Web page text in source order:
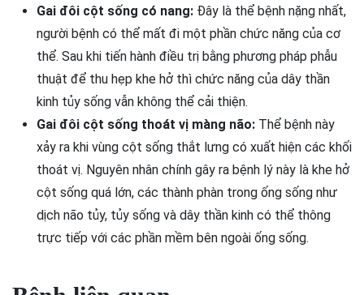
Gai đôi cột sống có nang: Đây là thể bệnh nặng nhất,
người bệnh có thể mất đi một phần chức năng của cơ
thể. Sau khi tiến hành điều trị bằng phương pháp phẫu
thuật để thu hẹp khe hở thì chức năng của dây thần
kinh tủy sống vẫn không thể cải thiện.
Gai đôi cột sống thoát vị màng não: Thể bệnh này
xảy ra khi vùng cột sống thắt lưng có xuất hiện các khối
thoát vị. Nguyên nhân chính gây ra bệnh lý này là khe hở
cột sống quá lớn, các thành phàn trong ống sống như
dịch não tủy, tủy sống và dây thần kinh có thể thông
trực tiếp với các phần mềm bên ngoài ống sống.